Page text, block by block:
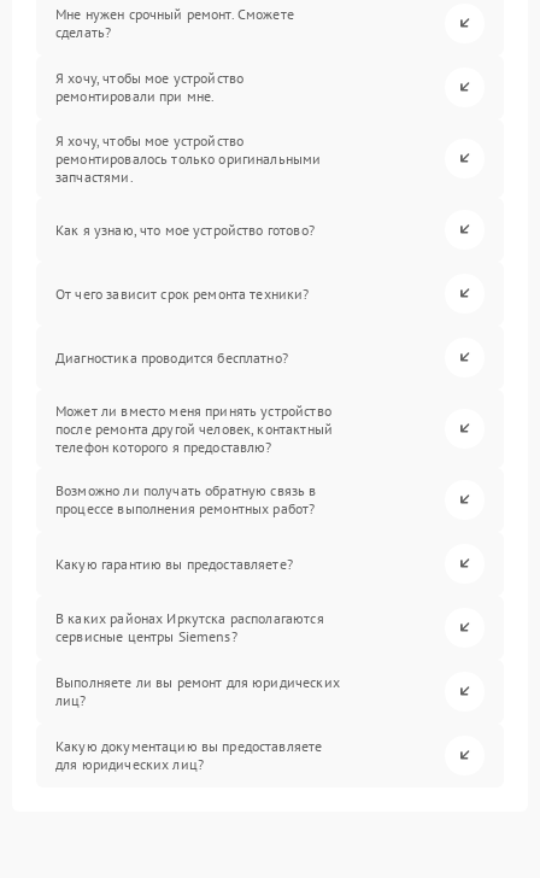
Мне нужен срочный ремонт. Сможете
сделать?
Я хочу, чтобы мое устройство
ремонтировали при мне.
Я хочу, чтобы мое устройство
ремонтировалось только оригинальными
запчастями.
Как я узнаю, что мое устройство готово?
От чего зависит срок ремонта техники?
Диагностика проводится бесплатно?
Может ли вместо меня принять устройство
после ремонта другой человек, контактный
телефон которого я предоставлю?
Возможно ли получать обратную связь в
процессе выполнения ремонтных работ?
Какую гарантию вы предоставляете?
В каких районах Иркутска располагаются
сервисные центры Siemens?
Выполняете ли вы ремонт для юридических
лиц?
Какую документацию вы предоставляете
для юридических лиц?